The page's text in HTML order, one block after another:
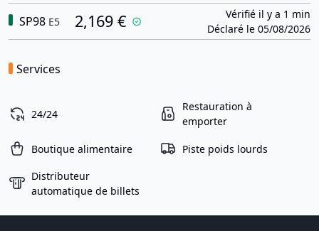
SP98 E5 2,169 €
Vérifié il y a 1 min
Déclaré le 05/08/2026
Services
24/24
Restauration à
emporter
Boutique alimentaire Piste poids lourds
Distributeur
automatique de billets